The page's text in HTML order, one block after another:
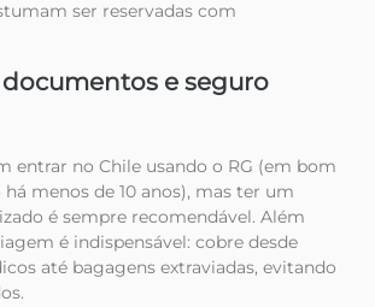
ser reservadas com
e seguro
entrar no Chile usando o RG (em bom
menos de 10 anos), mas ter um
é sempre recomendável. Além
é indispensável: cobre desde
até bagagens extraviadas, evitando